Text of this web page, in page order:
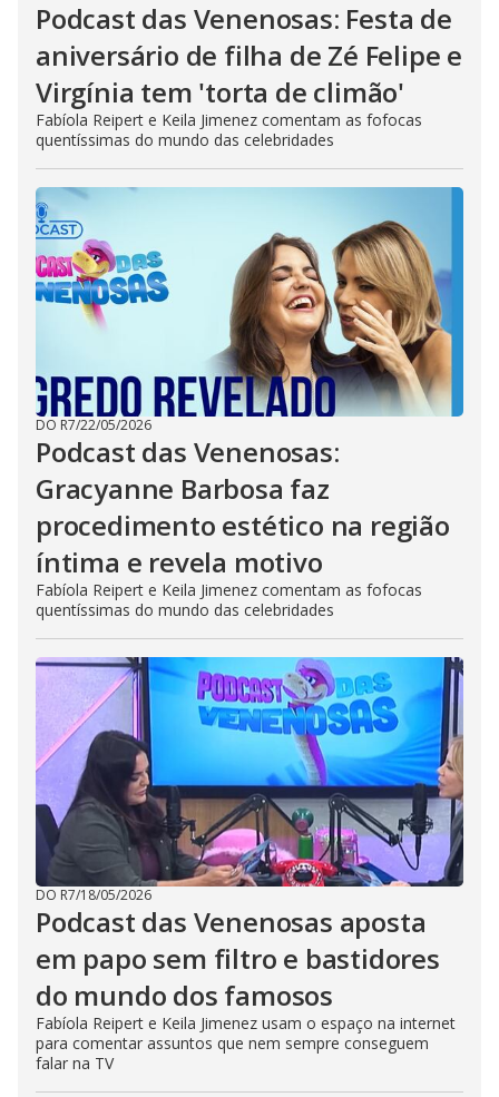
Podcast das Venenosas: Festa de
aniversário de filha de Zé Felipe e
Virgínia tem 'torta de climão'
Fabíola Reipert e Keila Jimenez comentam as fofocas
quentíssimas do mundo das celebridades
DO R7/22/05/2026
Podcast das Venenosas:
Gracyanne Barbosa faz
procedimento estético na região
íntima e revela motivo
Fabíola Reipert e Keila Jimenez comentam as fofocas
quentíssimas do mundo das celebridades
DO R7/18/05/2026
Podcast das Venenosas aposta
em papo sem filtro e bastidores
do mundo dos famosos
Fabíola Reipert e Keila Jimenez usam o espaço na internet
para comentar assuntos que nem sempre conseguem
falar na TV